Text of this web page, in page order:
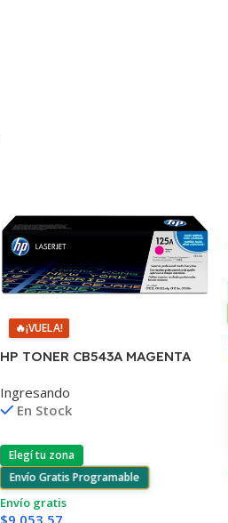
🔥¡VUELA!
HP TONER CB543A MAGENTA
1215/1515/1510/1312
Ingresando
En Stock
Elegí tu zona
Envío Gratis Programable
Envío gratis